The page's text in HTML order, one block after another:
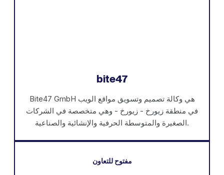
bite47
Bite47 GmbH هي وكالة تصميم وتسويق مواقع الويب
في منطقة زيورخ - زيورخ - وهي متخصصة في الشركات
الصغيرة والمتوسطة الحرفية والإنشائية والصناعية.
مفتوح للتعاون